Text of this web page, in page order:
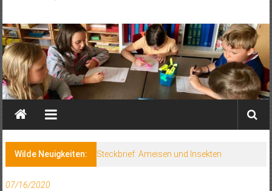
Wilde Neuigkeiten: Steckbrief: Ameisen und Insekten
07/16/2020